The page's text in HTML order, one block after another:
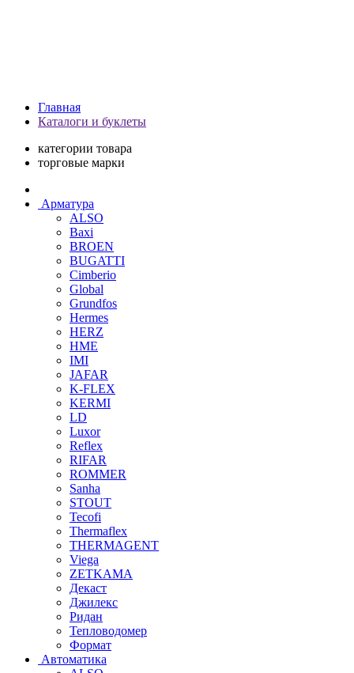
Главная
Каталоги и буклеты
категории товара
торговые марки
Арматура
ALSO
Baxi
BROEN
BUGATTI
Cimberio
Global
Grundfos
Hermes
HERZ
HME
IMI
JAFAR
K-FLEX
KERMI
LD
Luxor
Reflex
RIFAR
ROMMER
Sanha
STOUT
Tecofi
Thermaflex
THERMAGENT
Viega
ZETKAMA
Декаст
Джилекс
Ридан
Тепловодомер
Формат
Автоматика